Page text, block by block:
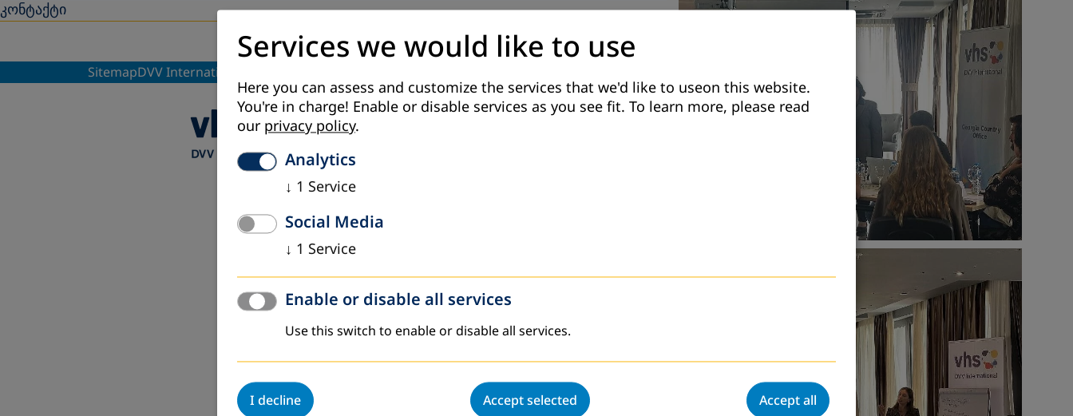
კონტაქტი
SitemapDVV International-ის მონაცემთა დაცვის პოლიტიკა
Services we would like to use
Here you can assess and customize the services that we'd like to useon this website.
You're in charge! Enable or disable services as you see fit. To learn more, please read
our privacy policy.
Analytics
↓ 1 Service
Social Media
↓ 1 Service
Enable or disable all services
Use this switch to enable or disable all services.
I decline Accept selected Accept all